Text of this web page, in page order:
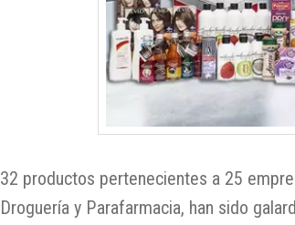
32 productos pertenecientes a 25
Droguería y Parafarmacia, han sido